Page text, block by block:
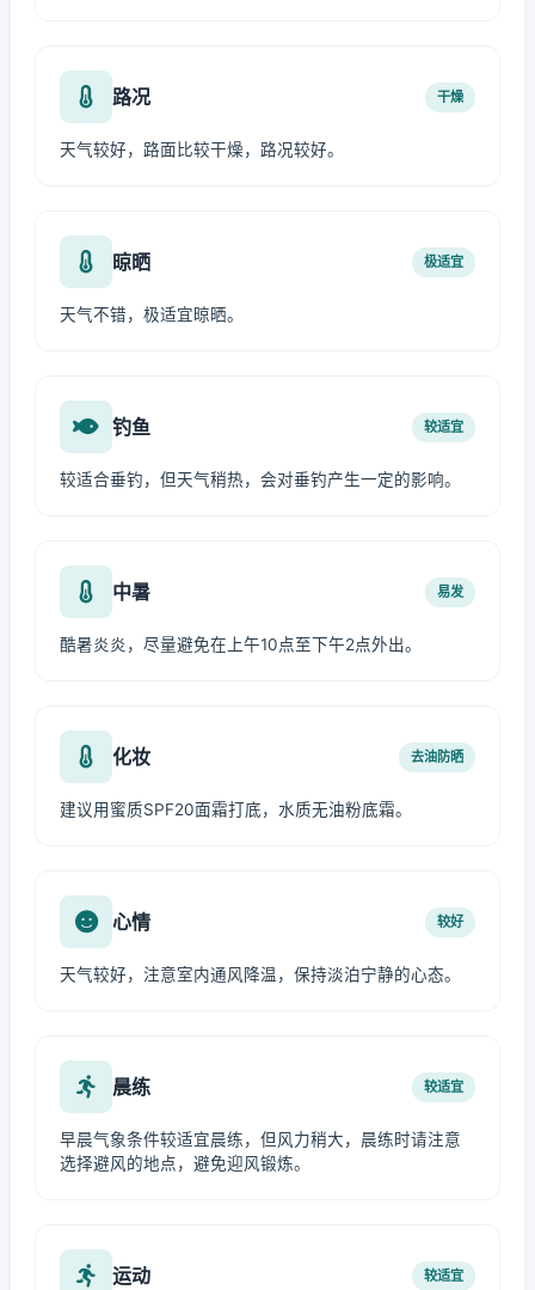
路况 干燥
天气较好，路面比较干燥，路况较好。
晾晒 极适宜
天气不错，极适宜晾晒。
钓鱼 较适宜
较适合垂钓，但天气稍热，会对垂钓产生一定的影响。
中暑 易发
酷暑炎炎，尽量避免在上午10点至下午2点外出。
化妆 去油防晒
建议用蜜质SPF20面霜打底，水质无油粉底霜。
心情 较好
天气较好，注意室内通风降温，保持淡泊宁静的心态。
晨练 较适宜
早晨气象条件较适宜晨练，但风力稍大，晨练时请注意
选择避风的地点，避免迎风锻炼。
运动 较适宜